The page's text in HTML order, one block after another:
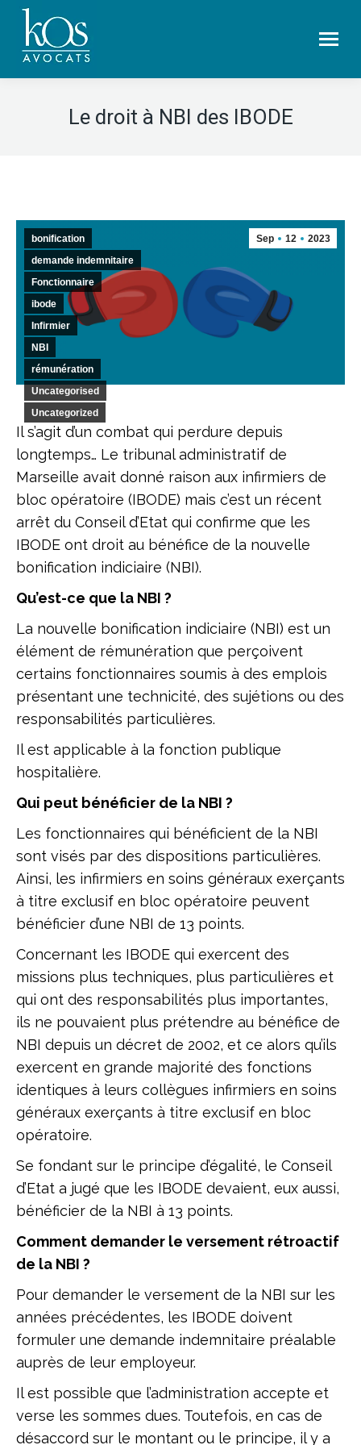
Le droit à NBI des IBODE
Sep 12 2023
bonification
demande indemnitaire
Fonctionnaire
ibode
Infirmier
NBI
rémunération
Uncategorised
Uncategorized
Il s’agit d’un combat qui perdure depuis
longtemps… Le tribunal administratif de
Marseille avait donné raison aux infirmiers de
bloc opératoire (IBODE) mais c’est un récent
arrêt du Conseil d’Etat qui confirme que les
IBODE ont droit au bénéfice de la nouvelle
bonification indiciaire (NBI).
Qu’est-ce que la NBI ?
La nouvelle bonification indiciaire (NBI) est un
élément de rémunération que perçoivent
certains fonctionnaires soumis à des emplois
présentant une technicité, des sujétions ou des
responsabilités particulières.
Il est applicable à la fonction publique
hospitalière.
Qui peut bénéficier de la NBI ?
Les fonctionnaires qui bénéficient de la NBI
sont visés par des dispositions particulières.
Ainsi, les infirmiers en soins généraux exerçants
à titre exclusif en bloc opératoire peuvent
bénéficier d’une NBI de 13 points.
Concernant les IBODE qui exercent des
missions plus techniques, plus particulières et
qui ont des responsabilités plus importantes,
ils ne pouvaient plus prétendre au bénéfice de
NBI depuis un décret de 2002, et ce alors qu’ils
exercent en grande majorité des fonctions
identiques à leurs collègues infirmiers en soins
généraux exerçants à titre exclusif en bloc
opératoire.
Se fondant sur le principe d’égalité, le Conseil
d’Etat a jugé que les IBODE devaient, eux aussi,
bénéficier de la NBI à 13 points.
Comment demander le versement rétroactif
de la NBI ?
Pour demander le versement de la NBI sur les
années précédentes, les IBODE doivent
formuler une demande indemnitaire préalable
auprès de leur employeur.
Il est possible que l’administration accepte et
verse les sommes dues. Toutefois, en cas de
désaccord sur le montant ou le principe, il y a